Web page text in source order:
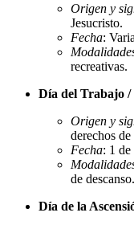
Origen y
Jesucristo.
Fecha:
recreativas.
Día del Trabajo /
Origen y
derechos
Fecha: 1 de
de descanso.
Día de la